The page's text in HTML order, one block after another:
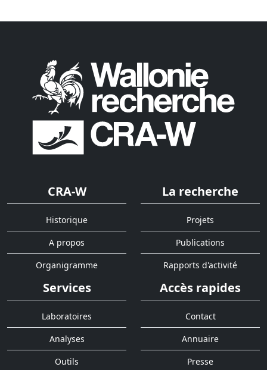
CRA-W
Historique
A propos
Organigramme
La recherche
Projets
Publications
Rapports d'activité
Services
Laboratoires
Analyses
Outils
Accès rapides
Contact
Annuaire
Presse